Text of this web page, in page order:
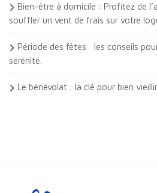
Bien-être à domicile : Profitez de
souffler un vent de frais sur votre
Période des fêtes : les conseils
sérénité.
Le bénévolat : la clé pour bien